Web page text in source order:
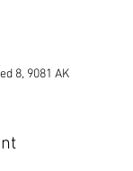
8, 9081 AK